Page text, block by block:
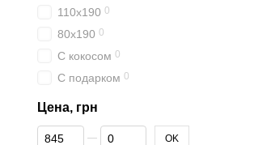
110х190 0
80х190 0
С кокосом 0
С подарком 0
Цена, грн
От Цена, грн
До Цена, грн OK